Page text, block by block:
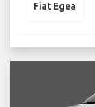
Fiat Egea